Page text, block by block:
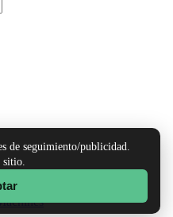
de seguimiento/publicidad.
Términos